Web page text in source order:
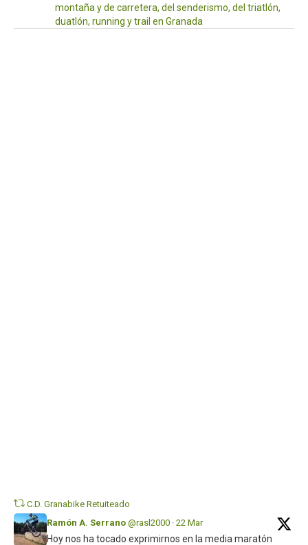
montaña y de carretera, del senderismo, del triatlón,
duatlón, running y trail en Granada
C.D. Granabike Retuiteado
Ramón A. Serrano @rasl2000 · 22 Mar
Hoy nos ha tocado exprimirnos en la media maratón